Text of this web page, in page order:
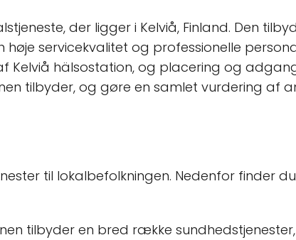
der ligger i Kelviå, Finland. Den
servicekvalitet og professionelle
Kelviå hälsostation, og placering og
tilbyder, og gøre en samlet vurdering af
til lokalbefolkningen. Nedenfor finder
tilbyder en bred række